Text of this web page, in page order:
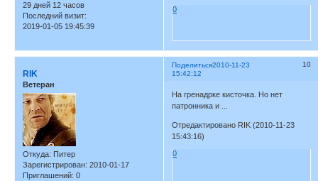
29 дней 12 часов
Последний визит:
2019-01-05 19:45:39
0
Поделиться 10
2010-11-23
15:42:12
RIK
Ветеран
Откуда: Питер
Зарегистрирован: 2010-01-17
Приглашений: 0
На гренадрке кисточка. Но нет
патронника и ...
Отредактировано RIK (2010-11-23
15:43:16)
0